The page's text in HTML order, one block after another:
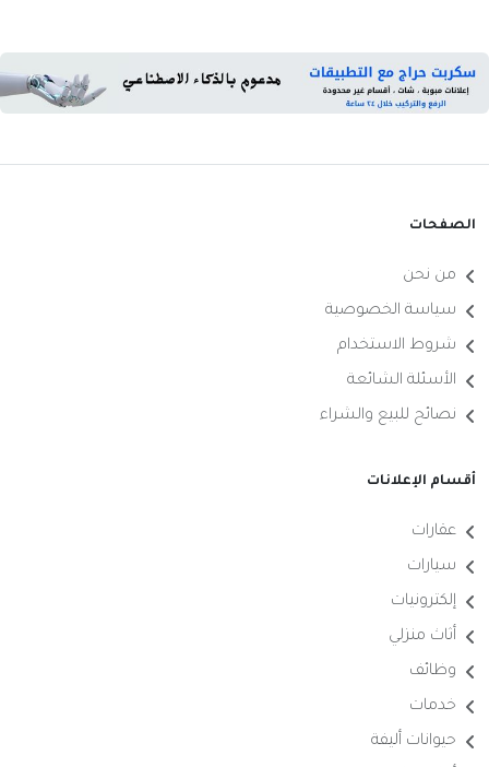
الصفحات
من نحن
سياسة الخصوصية
شروط الاستخدام
الأسئلة الشائعة
نصائح للبيع والشراء
أقسام الإعلانات
عقارات
سيارات
إلكترونيات
أثاث منزلي
وظائف
خدمات
حيوانات أليفة